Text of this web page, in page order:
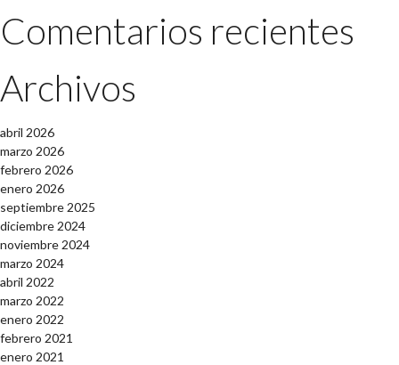
Comentarios recientes
Archivos
abril 2026
marzo 2026
febrero 2026
enero 2026
septiembre 2025
diciembre 2024
noviembre 2024
marzo 2024
abril 2022
marzo 2022
enero 2022
febrero 2021
enero 2021